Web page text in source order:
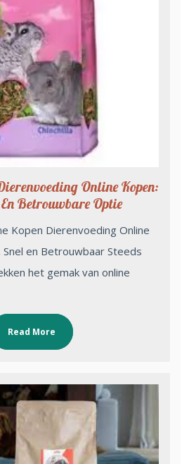
Online Kopen:
Betrouwbare Optie
Kopen Dierenvoeding Online
Snel en Betrouwbaar Steeds
het gemak van online
Read More